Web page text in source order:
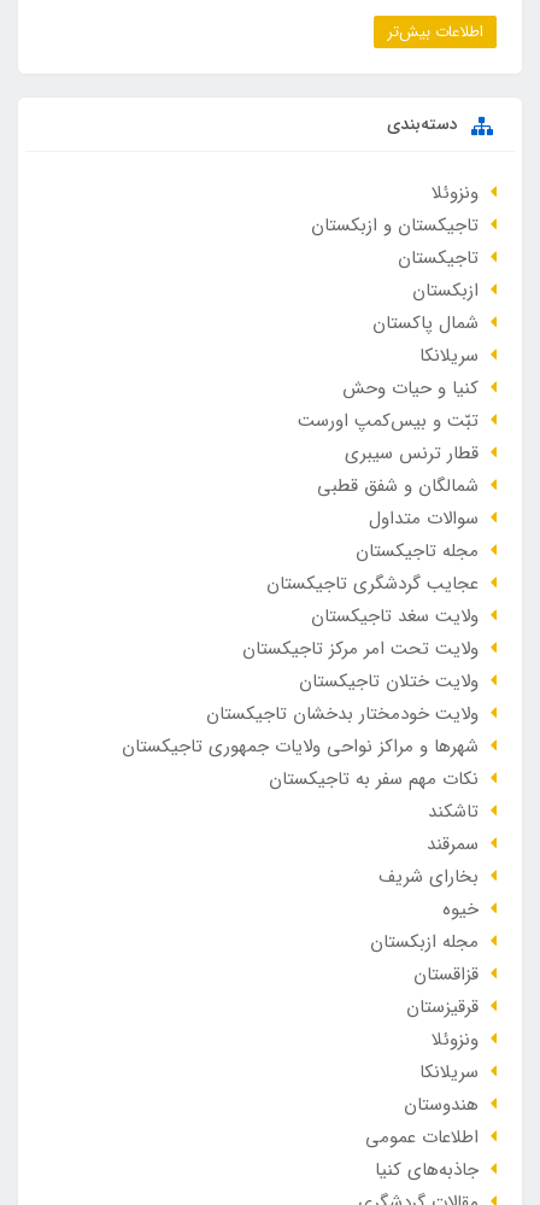
اطلاعات بیش‌تر
دسته‌بندی
ونزوئلا
تاجیکستان و ازبکستان
تاجیکستان
ازبکستان
شمال پاکستان
سریلانکا
کنیا و حیات وحش
تبّت و بیس‌کمپ اورست
قطار ترنس سیبری
شمالگان و شفق قطبی
سوالات متداول
مجله تاجیکستان
عجایب گردشگری تاجیکستان
ولایت سغد تاجیکستان
ولایت تحت امر مرکز تاجیکستان
ولایت ختلان تاجیکستان
ولایت خودمختار بدخشان تاجیکستان
شهرها و مراکز نواحی ولایات جمهوری تاجیکستان
نکات مهم سفر به تاجیکستان
تاشکند
سمرقند
بخارای شریف
خیوه
مجله ازبکستان
قزاقستان
قرقیزستان
ونزوئلا
سریلانکا
هندوستان
اطلاعات عمومی
جاذبه‌های کنیا